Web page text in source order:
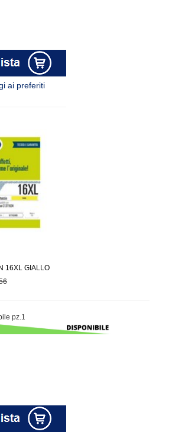
ai preferiti
16XL GIALLO
pz.1